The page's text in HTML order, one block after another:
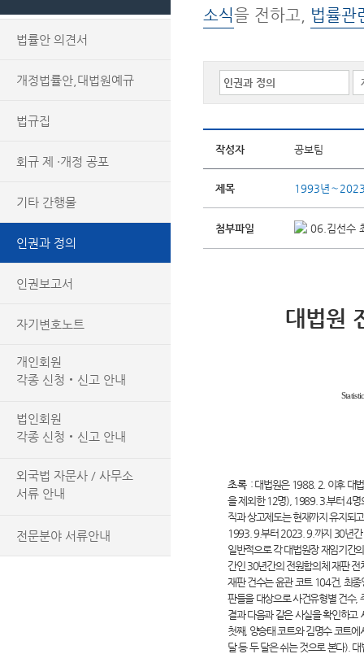
법률안 의견서
개정법률안,대법원예규
법규집
회규 제 ·개정 공포
기타 간행물
인권과 정의
인권보고서
자기변호노트
개인회원
각종 신청‧신고 안내
법인회원
각종 신청‧신고 안내
외국법 자문사 / 사무소
서류 안내
전문분야 서류안내
소식을 전하고, 법률관
작성자 공보팀
제목 1993년∼2023
첨부파일 06.김선수
대법원
초록 : 대법원은 1988. 2. 이후 대
을 제외한 12명), 1989. 3.부터 4명
직과 상고제도는 현재까지 유지되
1993. 9.부터 2023. 9.까지 30년
일반적으로 각 대법원장 재임기간
간인 30년간의 전원합의체 재판
재판 건수는 윤관 코트 104건, 최
판들을 대상으로 사건유형별 건수,
결과 다음과 같은 사실을 확인하고
첫째, 양승태 코트와 김명수 코트
달 등 두 달은 쉬는 것으로 본다).